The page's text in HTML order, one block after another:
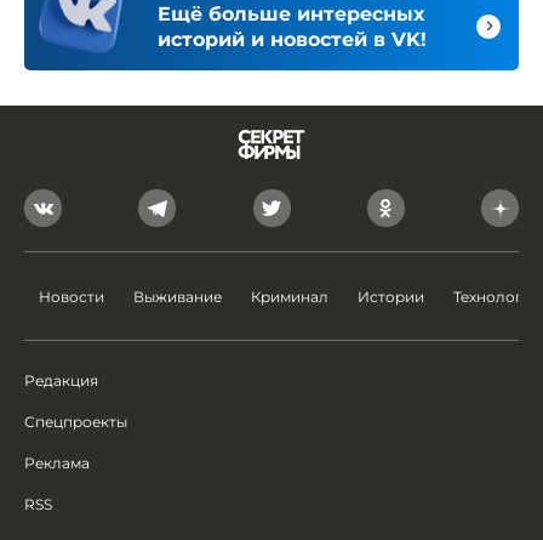
Ещё больше интересных
историй и новостей в VK!
Новости Выживание Криминал Истории Технологии
Редакция
Спецпроекты
Реклама
RSS